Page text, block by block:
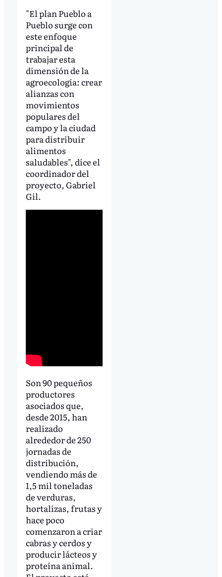
"El plan Pueblo a
Pueblo surge con
este enfoque
principal de
trabajar esta
dimensión de la
agroecología: crear
alianzas con
movimientos
populares del
campo y la ciudad
para distribuir
alimentos
saludables", dice el
coordinador del
proyecto, Gabriel
Gil.
Son 90 pequeños
productores
asociados que,
desde 2015, han
realizado
alrededor de 250
jornadas de
distribución,
vendiendo más de
1,5 mil toneladas
de verduras,
hortalizas, frutas y
hace poco
comenzaron a criar
cabras y cerdos y
producir lácteos y
proteína animal.